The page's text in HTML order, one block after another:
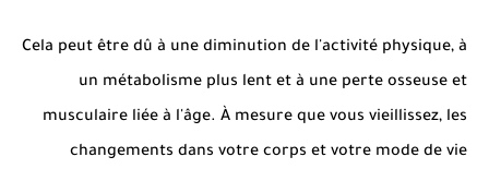
Cela peut être dû à une diminution de l'activité physique, à
un métabolisme plus lent et à une perte osseuse et
musculaire liée à l'âge. À mesure que vous vieillissez, les
changements dans votre corps et votre mode de vie